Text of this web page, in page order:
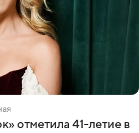
отметила 41-летие в